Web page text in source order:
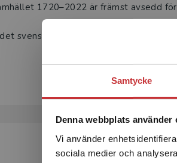
Samtycke
Denna webbplats använder
Vi använder
sociala medier och
1720–2022 är främst avsedd
svenska samhällets tidigare
Visa hela